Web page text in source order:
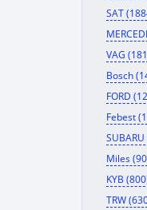
SAT
VAG
Bosch
FORD
Febest
Miles
KYB
TRW